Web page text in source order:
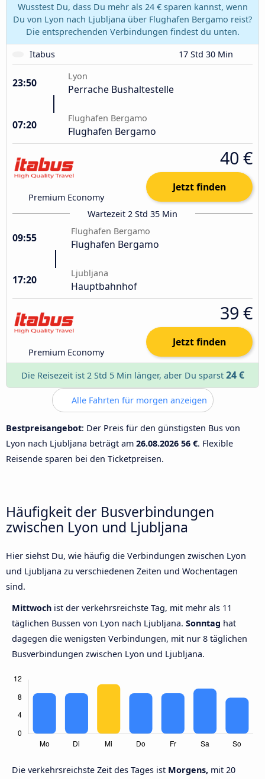
Wusstest Du, dass Du mehr als 24 € sparen kannst, wenn
Du von Lyon nach Ljubljana über Flughafen Bergamo reist?
Die entsprechenden Verbindungen findest du unten.
Itabus
17 Std 30 Min
23:50
Lyon
Perrache Bushaltestelle
07:20
Flughafen Bergamo
Flughafen Bergamo
Premium Economy
40 €
Jetzt finden
Wartezeit 2 Std 35 Min
09:55
Flughafen Bergamo
Flughafen Bergamo
17:20
Ljubljana
Hauptbahnhof
Premium Economy
39 €
Jetzt finden
Die Reisezeit ist 2 Std 5 Min länger, aber Du sparst 24 €
Alle Fahrten für morgen anzeigen
Bestpreisangebot: Der Preis für den günstigsten Bus von
Lyon nach Ljubljana beträgt am 26.08.2026 56 €. Flexible
Reisende sparen bei den Ticketpreisen.
Häufigkeit der Busverbindungen
zwischen Lyon und Ljubljana
Hier siehst Du, wie häufig die Verbindungen zwischen Lyon
und Ljubljana zu verschiedenen Zeiten und Wochentagen
sind.
Mittwoch ist der verkehrsreichste Tag, mit mehr als 11
täglichen Bussen von Lyon nach Ljubljana. Sonntag hat
dagegen die wenigsten Verbindungen, mit nur 8 täglichen
Busverbindungen zwischen Lyon und Ljubljana.
Die verkehrsreichste Zeit des Tages ist Morgens, mit 20